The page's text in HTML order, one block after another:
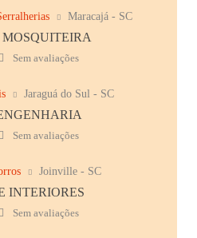
Maracajá - SC
Sem avaliações
Jaraguá do Sul - SC
Sem avaliações
Joinville - SC
INTERIORES
Sem avaliações